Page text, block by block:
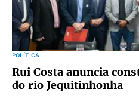
POLÍTICA
Rui Costa anuncia
do rio Jequitinhonha